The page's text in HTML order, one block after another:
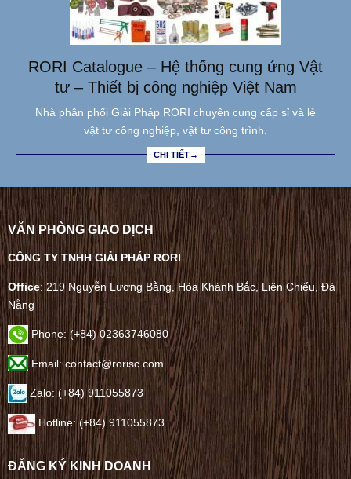
RORI Catalogue – Hệ thống cung ứng Vật
tư – Thiết bị công nghiệp Việt Nam
Nhà phân phối Giải Pháp RORI chuyên cung cấp sỉ và lẻ
vật tư công nghiệp, vật tư công trình.
CHI TIẾT→
VĂN PHÒNG GIAO DỊCH
CÔNG TY TNHH GIẢI PHÁP RORI
Office: 219 Nguyễn Lương Bằng, Hòa Khánh Bắc, Liên Chiểu, Đà
Nẵng
Phone:(+84) 02363746080
Email: contact@rorisc.com
Zalo: (+84) 911055873
Hotline: (+84) 911055873
ĐĂNG KÝ KINH DOANH